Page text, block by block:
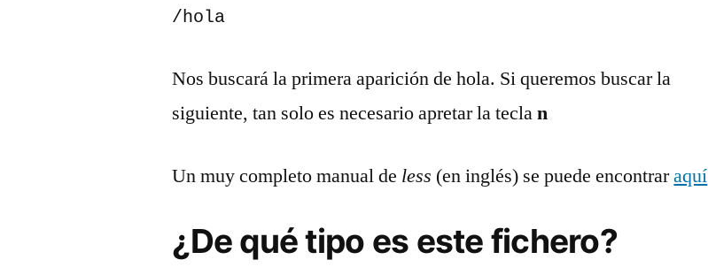
/hola
Nos buscará la primera aparición de hola. Si queremos buscar la
siguiente, tan solo es necesario apretar la teclan
Un muy completo manual de less (en inglés) se puede encontraraquí
¿De qué tipo es este fichero?